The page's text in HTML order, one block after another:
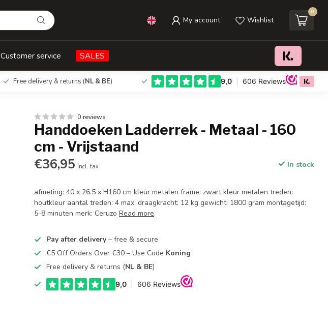
My account Wishlist
0
Customer service SALES
Free delivery & returns (NL & BE)
Add to cart
0 reviews
Handdoeken Ladderrek - Metaal - 160
cm - Vrijstaand
€36,95 Incl. tax In stock
afmeting: 40 x 26.5 x H160 cm kleur metalen frame: zwart kleur metalen treden:
houtkleur aantal treden: 4 max. draagkracht: 12 kg gewicht: 1800 gram montagetijd:
5-8 minuten merk: CeruzoRead more.
Pay after delivery – free & secure
€5 Off Orders Over €30 – Use Code Koning
Free delivery & returns (NL & BE)